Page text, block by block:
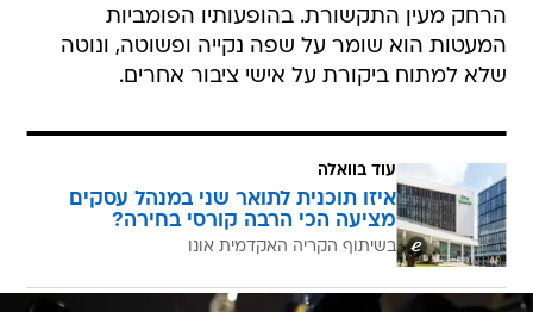
הרחק מעין התקשורת. בהופעותיו הפומביות
המעטות הוא שומר על שפה נקייה ופשוטה, ונוטה
שלא למתוח ביקורת על אישי ציבור אחרים.
עוד בוואלה
איזו תוכנית לתואר שני במנהל עסקים
מציעה הכי הרבה קורסי בחירה?
בשיתוף הקריה האקדמית אונו